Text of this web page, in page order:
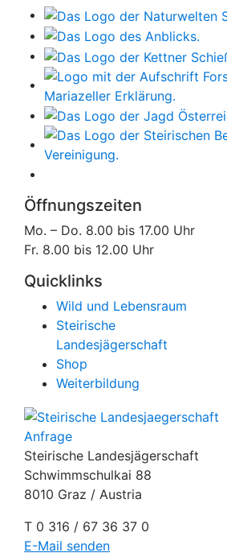
Öffnungszeiten
Mo. – Do. 8.00 bis 17.00 Uhr
Fr. 8.00 bis 12.00 Uhr
Quicklinks
Wild und Lebensraum
Steirische
Landesjägerschaft
Shop
Weiterbildung
Anfrage
Steirische Landesjägerschaft
Schwimmschulkai 88
8010 Graz / Austria
T 0 316 / 67 36 37 0
E-Mail senden